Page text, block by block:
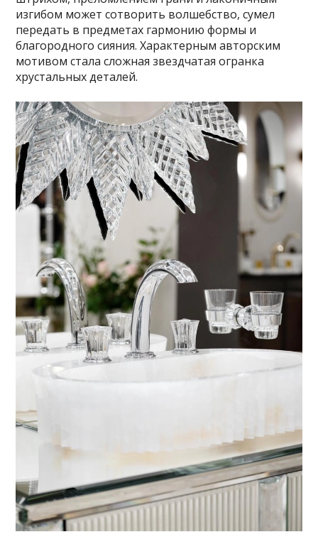
изгибом может сотворить волшебство, сумел
передать в предметах гармонию формы и
благородного сияния. Характерным авторским
мотивом стала сложная звездчатая огранка
хрустальных деталей.